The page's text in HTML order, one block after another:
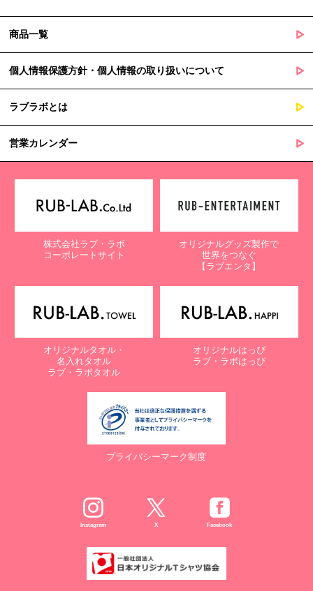
当社は個人情報の取扱業務の全部または一部を外部に業務委託する
その際、弊社は、個人情報を適切に保護できる管理体制を敷き実行
していることを条件として委託先を厳選したうえで、機密保持契約
を委託先と締結し、お客様の個人情報を厳密に管理させます。
６. 個人情報（保有個人データを含む）の利用目的通知、開示・訂
正等、利用停止等の請求
情報の利用目的の通知、開示、訂正・追加・削除、利用停止・消去
たします。これらの請求は、次の窓口にて受け付けております。
〒761-0323 香川県高松市亀田町90-1
株式会社ラブ・ラボ
電子メール：info@rub-lab.com
【認定個人情報保護団体の名称及び、苦情の解決の申出先】
一般財団法人日本情報経済社会推進協会
認定個人情報保護団体事務局
〒106-0032 東京都港区六本木一丁目9番9号 六本木ファースト
７. 個人情報の提供の任意性と提供されない場合に起こりうる影響
８. Cookie（クッキー）等の利用について
当社のウェブサイトでは、お客様に適したサービスや情報、広告等
を提供する目的のため、Cookie（クッキー）及びそれに類する技
術を利用することがあります。
商品一覧
個人情報保護方針・個人情報の取り扱いについて
ラブラボとは
営業カレンダー
株式会社ラブ・ラボ
コーポレートサイト
オリジナルグッズ製作で
世界をつなぐ
【ラブエンタ】
オリジナルタオル・
名入れタオル
ラブ・ラボタオル
オリジナルはっぴ
ラブ・ラボはっぴ
プライバシーマーク制度
Instagram X Facebook